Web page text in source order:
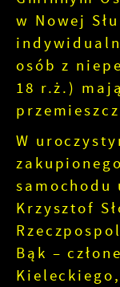
w Nowej
osób z
18 r.ż.)
W
samochodu
Krzysztof
Bąk –